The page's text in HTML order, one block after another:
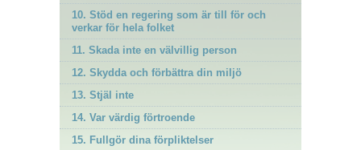
10. Stöd en regering som är till för och
verkar för hela folket
11. Skada inte en välvillig person
12. Skydda och förbättra din miljö
13. Stjäl inte
14. Var värdig förtroende
15. Fullgör dina förpliktelser